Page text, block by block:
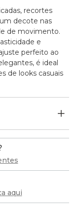
recortes
decote nas
de movimento.
e
perfeito ao
é ideal
de looks casuais
aqui